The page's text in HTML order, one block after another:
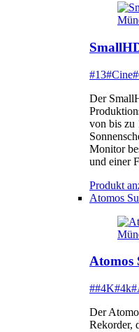
#13#Cine
Der
von bis zu
Monitor
und einer
Produkt
Atomos
Atomos
##4K#4k
Der
Rekorder,